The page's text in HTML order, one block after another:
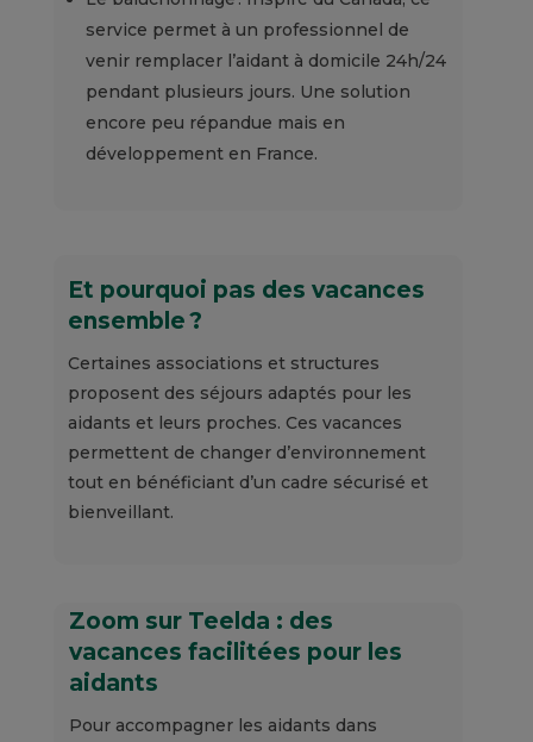
service permet à un professionnel de
venir remplacer l’aidant à domicile 24h/24
pendant plusieurs jours. Une solution
encore peu répandue mais en
développement en France.
Et pourquoi pas des vacances
ensemble ?
Certaines associations et structures
proposent des séjours adaptés pour les
aidants et leurs proches. Ces vacances
permettent de changer d’environnement
tout en bénéficiant d’un cadre sécurisé et
bienveillant.
Zoom sur Teelda : des
vacances facilitées pour les
aidants
Pour accompagner les aidants dans